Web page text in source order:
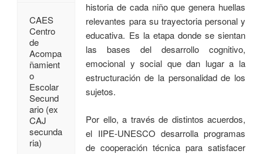
historia de cada niño que genera huellas
relevantes para su trayectoria personal y
educativa. Es la etapa donde se sientan
las bases del desarrollo cognitivo,
emocional y social que dan lugar a la
estructuración de la personalidad de los
sujetos.
Por ello, a través de distintos acuerdos,
el IIPE-UNESCO desarrolla programas
de cooperación técnica para satisfacer
CAES
Centro
de
Acompa
ñamient
o
Escolar
Secund
ario (ex
CAJ
secunda
ria)